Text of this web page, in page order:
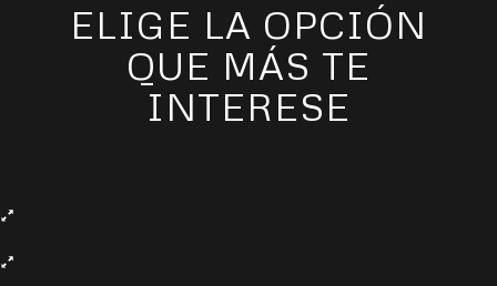
ELIGE LA OPCIÓN
QUE MÁS TE
INTERESE